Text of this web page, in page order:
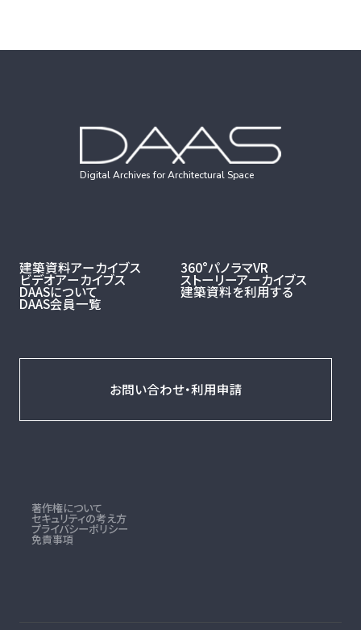
Digital Archives for Architectural Space
建築資料アーカイブス 360°パノラマVR
ビデオアーカイブス ストーリーアーカイブス
DAASについて 建築資料を利用する
DAAS会員一覧
お問い合わせ・利用申請
著作権について
セキュリティの考え方
プライバシーポリシー
免責事項